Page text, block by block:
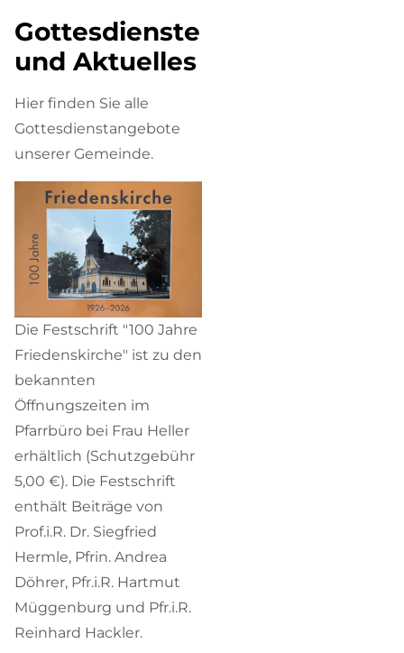
Gottesdienste
und Aktuelles
Hier finden Sie alle
Gottesdienstangebote
unserer Gemeinde.
Die Festschrift "100 Jahre
Friedenskirche" ist zu den
bekannten
Öffnungszeiten im
Pfarrbüro bei Frau Heller
erhältlich (Schutzgebühr
5,00 €). Die Festschrift
enthält Beiträge von
Prof.i.R. Dr. Siegfried
Hermle, Pfrin. Andrea
Döhrer, Pfr.i.R. Hartmut
Müggenburg und Pfr.i.R.
Reinhard Hackler.